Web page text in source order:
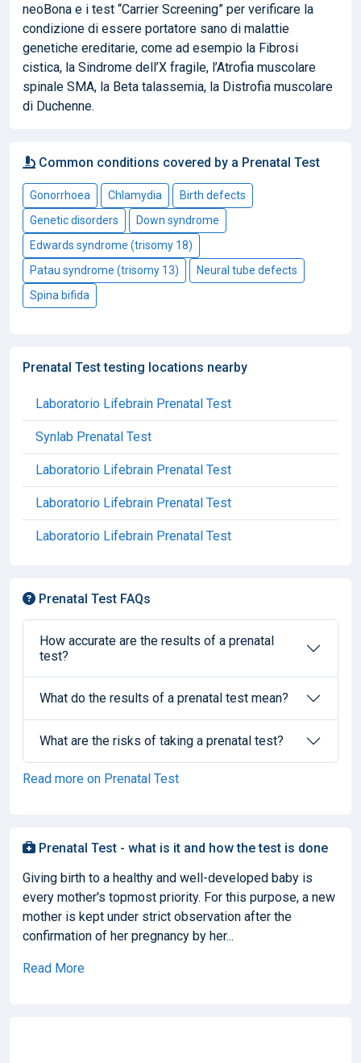
neoBona e i test “Carrier Screening” per verificare la
condizione di essere portatore sano di malattie
genetiche ereditarie, come ad esempio la Fibrosi
cistica, la Sindrome dell’X fragile, l’Atrofia muscolare
spinale SMA, la Beta talassemia, la Distrofia muscolare
di Duchenne.
Common conditions covered by a Prenatal Test
Gonorrhoea Chlamydia
Birth defects
Genetic disorders
Down syndrome
Edwards syndrome (trisomy 18)
Patau syndrome (trisomy 13)
Neural tube defects
Spina bifida
Prenatal Test testing locations nearby
Laboratorio Lifebrain Prenatal Test
Synlab Prenatal Test
Laboratorio Lifebrain Prenatal Test
Laboratorio Lifebrain Prenatal Test
Laboratorio Lifebrain Prenatal Test
Prenatal Test FAQs
How accurate are the results of a prenatal
test?
What do the results of a prenatal test mean?
What are the risks of taking a prenatal test?
Read more on Prenatal Test
Prenatal Test - what is it and how the test is done
Giving birth to a healthy and well-developed baby is
every mother's topmost priority. For this purpose, a new
mother is kept under strict observation after the
confirmation of her pregnancy by her...
Read More